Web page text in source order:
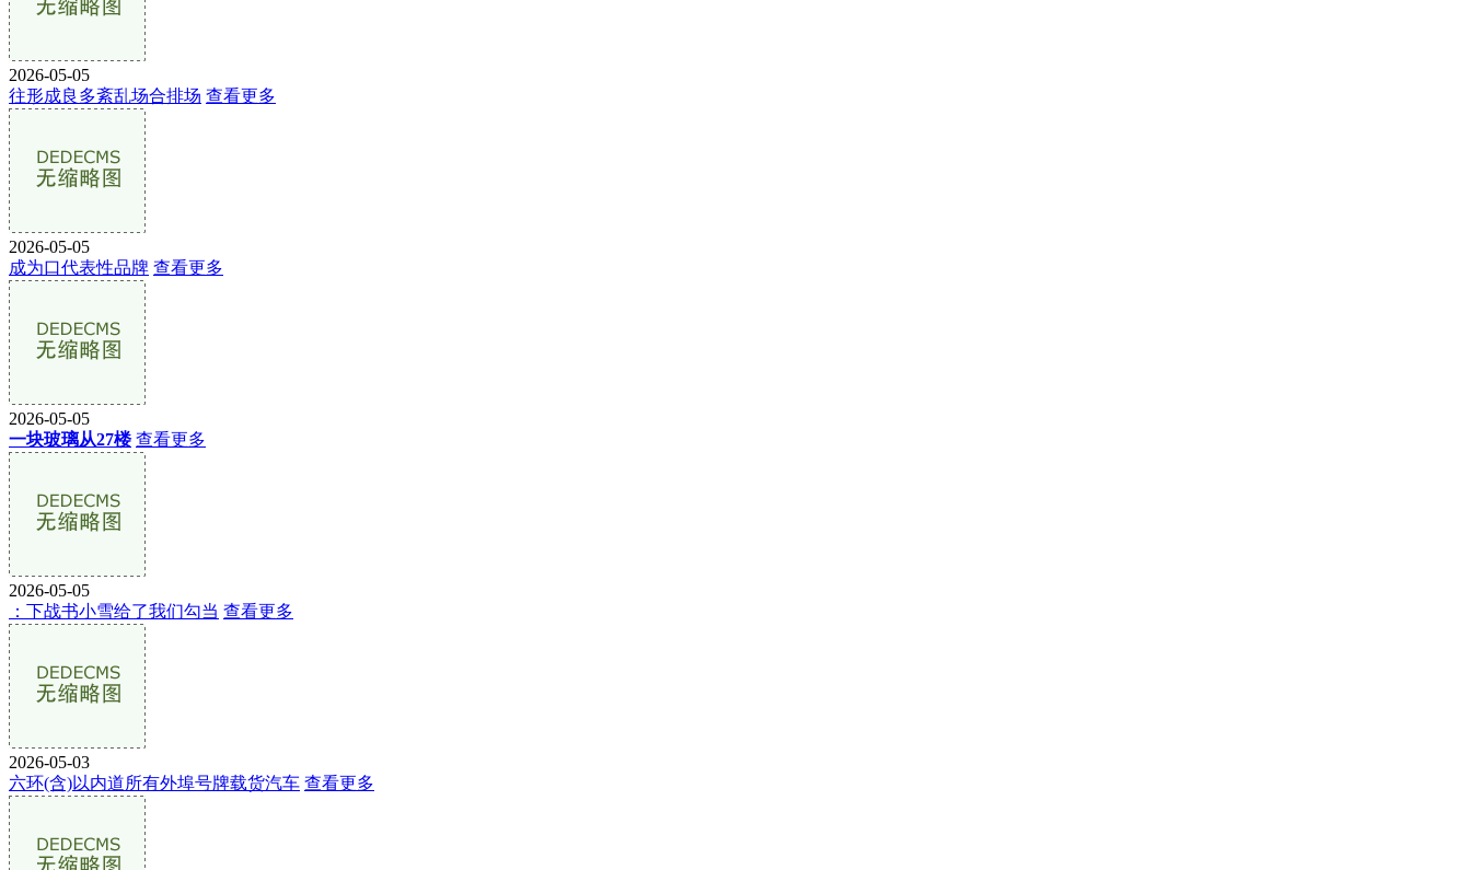
2026-05-05
往形成良多紊乱场合排场 查看更多
2026-05-05
成为口代表性品牌 查看更多
2026-05-05
一块玻璃从27楼 查看更多
2026-05-05
：下战书小雪给了我们勾当 查看更多
2026-05-03
六环(含)以内道所有外埠号牌载货汽车 查看更多